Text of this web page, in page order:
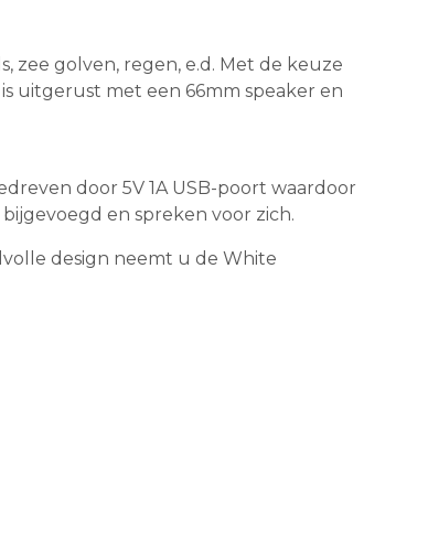
golven, regen, e.d. Met de keuze
uitgerust met een 66mm speaker en
door 5V 1A USB-poort waardoor
en spreken voor zich.
design neemt u de White